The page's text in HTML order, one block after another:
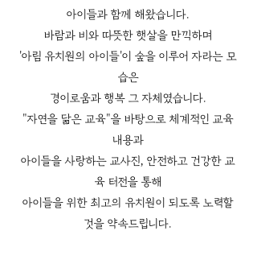
아이들과 함께 해왔습니다.
바람과 비와 따뜻한 햇살을 만끽하며
'아림 유치원의 아이들'이 숲을 이루어 자라는 모
습은
경이로움과 행복 그 자체였습니다.
"자연을 닮은 교육"을 바탕으로 체계적인 교육
내용과
아이들을 사랑하는 교사진, 안전하고 건강한 교
육 터전을 통해
아이들을 위한 최고의 유치원이 되도록 노력할
것을 약속드립니다.